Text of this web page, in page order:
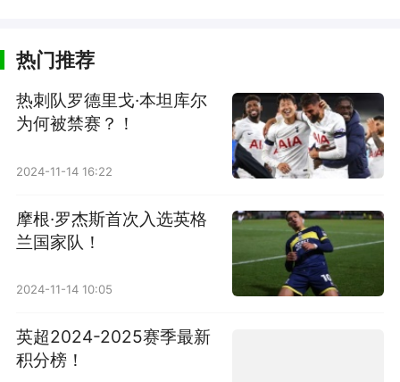
热门推荐
热刺队罗德里戈·本坦库尔
为何被禁赛？！
2024-11-14 16:22
摩根·罗杰斯首次入选英格
兰国家队！
2024-11-14 10:05
英超2024-2025赛季最新
积分榜！